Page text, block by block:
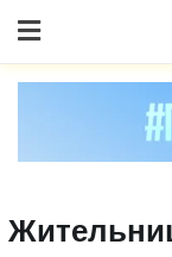
to content